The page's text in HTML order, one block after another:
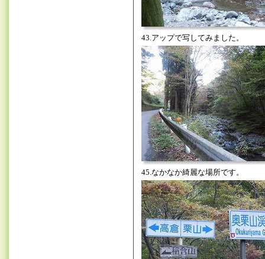
43.アップで写してみました。
45.なかなか綺麗な場所です。